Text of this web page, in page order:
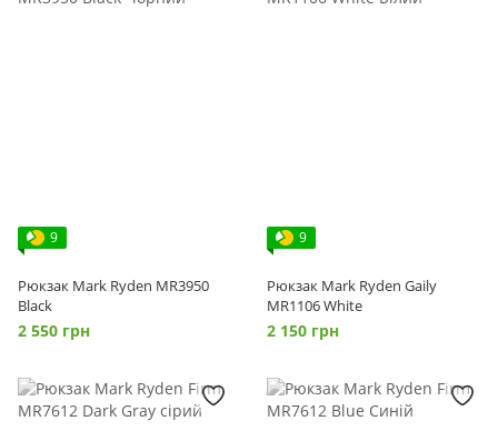
9
Рюкзак Mark Ryden MR3950
Black
2 550 грн
9
Рюкзак Mark Ryden Gaily
MR1106 White
2 150 грн